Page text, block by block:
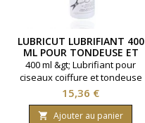
LUBRICUT LUBRIFIANT 400
ML POUR TONDEUSE ET
CISEAUX
400 ml &gt; Lubrifiant pour
ciseaux coiffure et tondeuse
professionnelle
Prix
15,36 €
 Ajouter au panier